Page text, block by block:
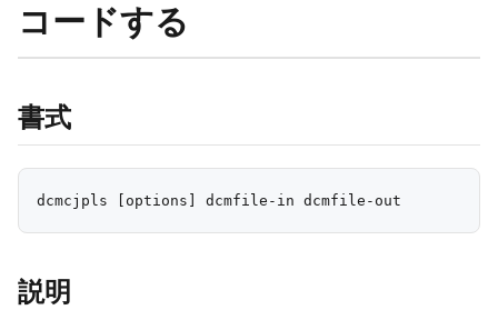
コードする
書式
説明